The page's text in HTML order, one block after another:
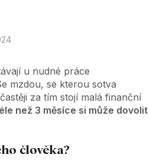
u nudné práce
mzdou, se kterou sotva
za tím stojí malá finanční
než 3 měsíce si může dovolit
člověka?